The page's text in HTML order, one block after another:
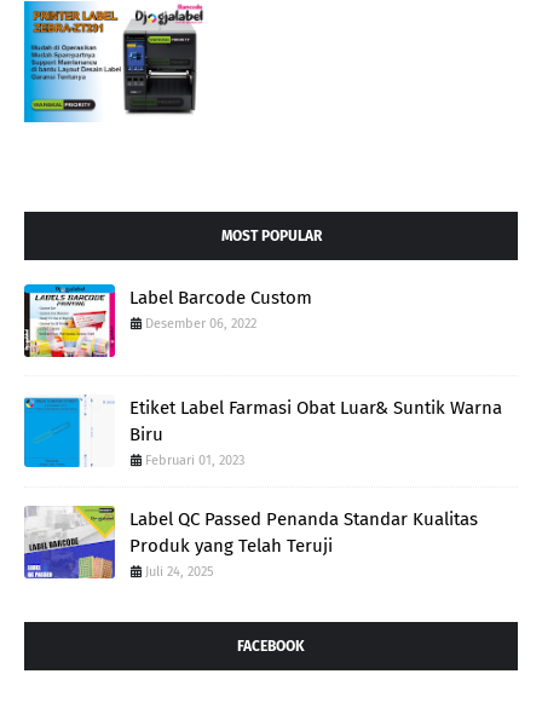
MOST POPULAR
Label Barcode Custom
Desember 06, 2022
Etiket Label Farmasi Obat Luar& Suntik Warna
Biru
Februari 01, 2023
Label QC Passed Penanda Standar Kualitas
Produk yang Telah Teruji
Juli 24, 2025
FACEBOOK